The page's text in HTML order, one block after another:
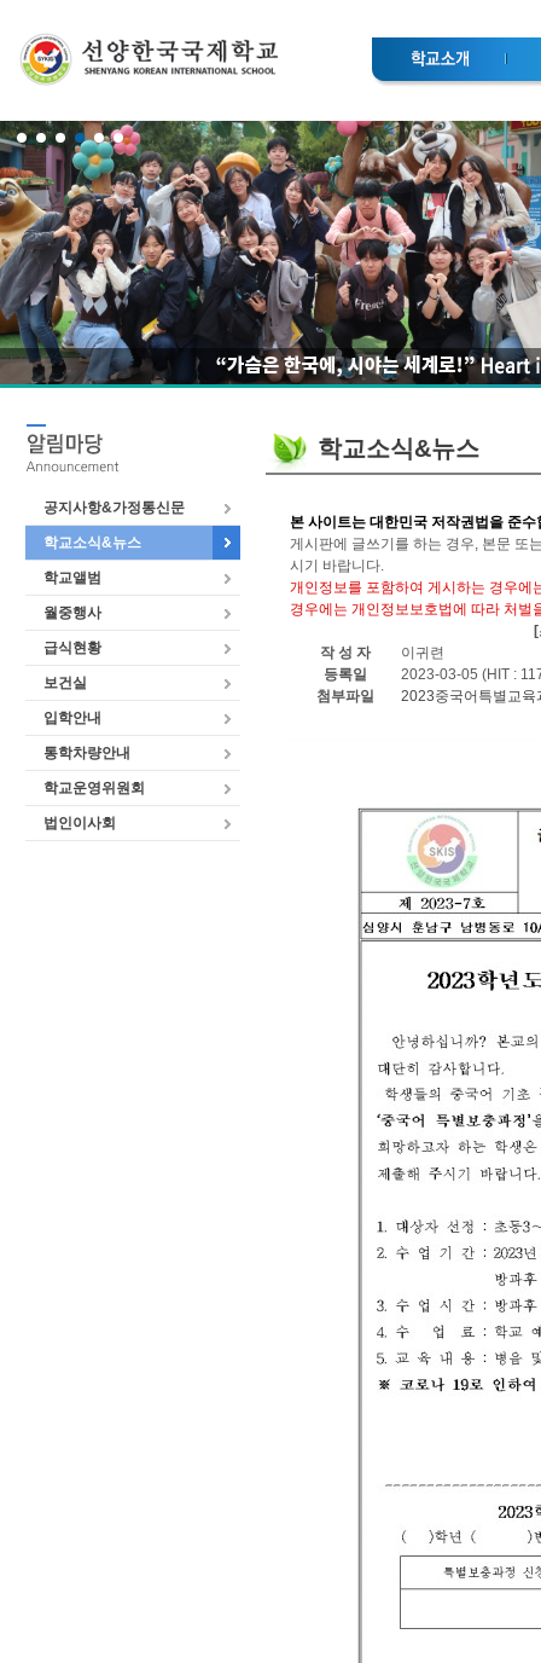
공지사항&가정통신문
학교소식&뉴스
학교앨범
월중행사
급식현황
보건실
입학안내
통학차량안내
학교운영위원회
법인이사회
학교소식&뉴스
본 사이트는 대한민국 저작권법을 준수
게시판에 글쓰기를 하는 경우, 본문 또
시기 바랍니다.
개인정보를 포함하여 게시하는 경우에
경우에는 개인정보보호법에 따라 처벌
작 성 자
이귀련
등록일
2023-03-05 (HIT :
첨부파일
2023중국어특별교